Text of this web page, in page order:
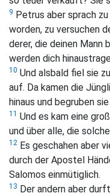
9 Petrus aber sprach
worden, zu versuchen
derer, die deinen Mann
werden dich
10 Und alsbald fiel sie
auf. Da kamen die
hinaus und begruben
11 Und es kam eine
und über alle, die
12 Es geschahen aber
durch der Apostel
Salomos einmütiglich.
13 Der andern aber